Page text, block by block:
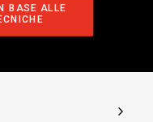
BASE ALLE